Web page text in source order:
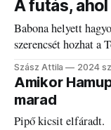
A futás,
Babona helyett
szerencsét hozhat a
fussunk együtt
Szász Attila 2024
Amikor
marad
Pipő kicsit elfáradt.